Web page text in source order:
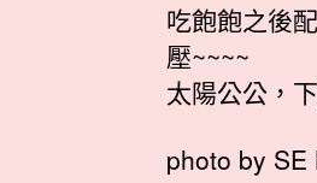
吃飽飽之後
壓~~~~
太陽公公，
photo by SE